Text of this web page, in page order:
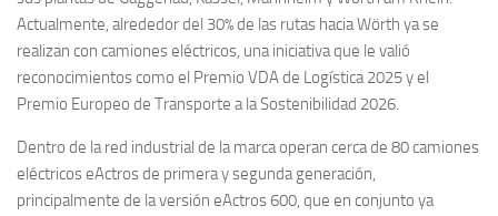
Actualmente, alrededor del 30% de las rutas hacia Wörth ya se
realizan con camiones eléctricos, una iniciativa que le valió
reconocimientos como el Premio VDA de Logística 2025 y el
Premio Europeo de Transporte a la Sostenibilidad 2026.
Dentro de la red industrial de la marca operan cerca de 80 camiones
eléctricos eActros de primera y segunda generación,
principalmente de la versión eActros 600, que en conjunto ya